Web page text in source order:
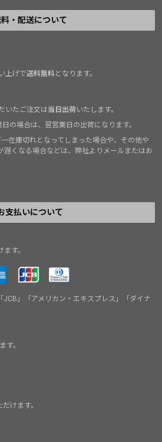
・配送について
上げで送料無料となります。
いたご注文は当日出荷いたします。
の場合は、翌営業日の出荷になります。
在庫切れとなってしまった場合や、その他や
遅くなる場合などは、弊社よりメールまたはお
支払いについて
す。
JCB」「アメリカン・エキスプレス」「ダイナ
す。
けます。